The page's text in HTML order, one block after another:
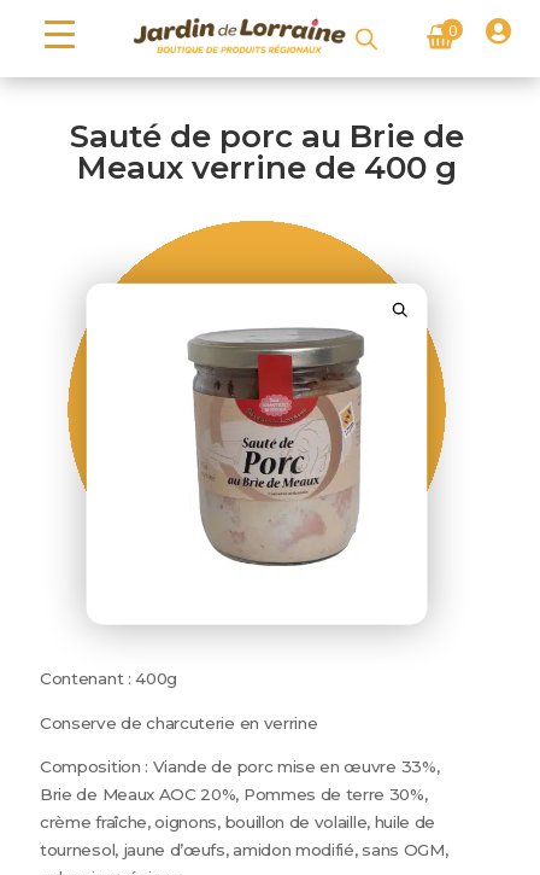

0
Sauté de porc au Brie de
Meaux verrine de 400 g
Contenant : 400g
Conserve de charcuterie en verrine
Composition : Viande de porc mise en œuvre 33%,
Brie de Meaux AOC 20%, Pommes de terre 30%,
crème fraîche, oignons, bouillon de volaille, huile de
tournesol, jaune d’œufs, amidon modifié, sans OGM,